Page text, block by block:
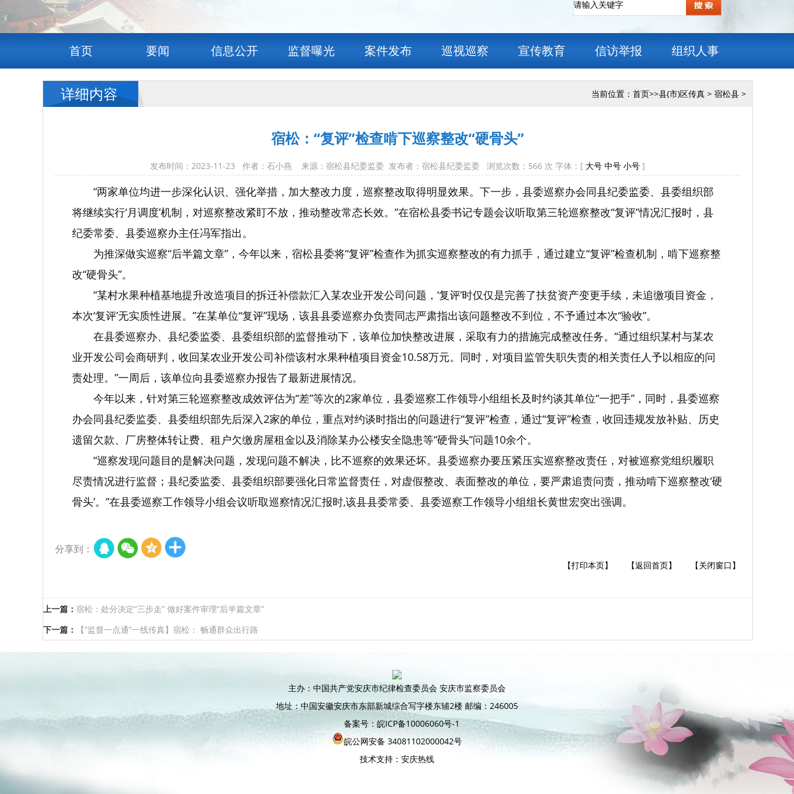
首页 要闻 信息公开 监督曝光 案件发布 巡视巡察 宣传教育 信访举报 组织人事
当前位置： 首页>>县(市)区传真 > 宿松县 >
详细内容
宿松：“复评”检查啃下巡察整改“硬骨头”
发布时间：2023-11-23 作者：石小燕 来源：宿松县纪委监委 发布者：宿松县纪委监委 浏览次数： 566 次 字体：[ 大号 中号 小号 ]
“两家单位均进一步深化认识、强化举措，加大整改力度，巡察整改取得明显效果。下一步，县委巡察办会同县纪委监委、县委组织部
将继续实行‘月调度’机制，对巡察整改紧盯不放，推动整改常态长效。”在宿松县委书记专题会议听取第三轮巡察整改“复评”情况汇报时，县
纪委常委、县委巡察办主任冯军指出。
为推深做实巡察“后半篇文章”，今年以来，宿松县委将“复评”检查作为抓实巡察整改的有力抓手，通过建立“复评”检查机制，啃下巡察整
改“硬骨头”。
“某村水果种植基地提升改造项目的拆迁补偿款汇入某农业开发公司问题，‘复评’时仅仅是完善了扶贫资产变更手续，未追缴项目资金，
本次‘复评’无实质性进展。”在某单位“复评”现场，该县县委巡察办负责同志严肃指出该问题整改不到位，不予通过本次“验收”。
在县委巡察办、县纪委监委、县委组织部的监督推动下，该单位加快整改进展，采取有力的措施完成整改任务。“通过组织某村与某农
业开发公司会商研判，收回某农业开发公司补偿该村水果种植项目资金10.58万元。同时，对项目监管失职失责的相关责任人予以相应的问
责处理。”一周后，该单位向县委巡察办报告了最新进展情况。
今年以来，针对第三轮巡察整改成效评估为“差”等次的2家单位，县委巡察工作领导小组组长及时约谈其单位“一把手”，同时，县委巡察
办会同县纪委监委、县委组织部先后深入2家的单位，重点对约谈时指出的问题进行“复评”检查，通过“复评”检查，收回违规发放补贴、历史
遗留欠款、厂房整体转让费、租户欠缴房屋租金以及消除某办公楼安全隐患等“硬骨头”问题10余个。
“巡察发现问题目的是解决问题，发现问题不解决，比不巡察的效果还坏。县委巡察办要压紧压实巡察整改责任，对被巡察党组织履职
尽责情况进行监督；县纪委监委、县委组织部要强化日常监督责任，对虚假整改、表面整改的单位，要严肃追责问责，推动啃下巡察整改‘硬
骨头’。”在县委巡察工作领导小组会议听取巡察情况汇报时,该县县委常委、县委巡察工作领导小组组长黄世宏突出强调。
分享到：
【打印本页】 【返回首页】 【关闭窗口】
上一篇： 宿松：处分决定“三步走” 做好案件审理“后半篇文章”
下一篇：
【“监督一点通”一线传真】宿松： 畅通群众出行路
主办：中国共产党安庆市纪律检查委员会 安庆市监察委员会
地址：中国安徽安庆市东部新城综合写字楼东辅2楼 邮编：246005
备案号：皖ICP备10006060号-1
皖公网安备 34081102000042号
技术支持：安庆热线